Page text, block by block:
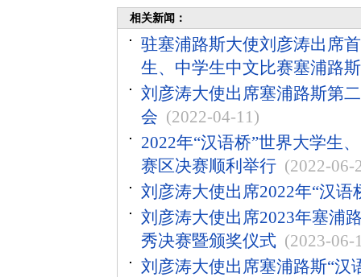
相关新闻：
驻塞浦路斯大使刘彦涛出席
生、中学生中文比赛塞浦路
刘彦涛大使出席塞浦路斯第
会 (2022-04-11)
2022年“汉语桥”世界大学生
赛区决赛顺利举行 (2022-06-
刘彦涛大使出席2022年“汉语
刘彦涛大使出席2023年塞浦
秀决赛暨颁奖仪式 (2023-06-
刘彦涛大使出席塞浦路斯“汉